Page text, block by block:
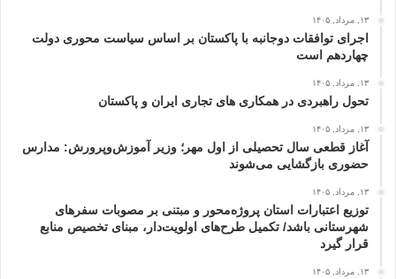
۱۳, مرداد, ۱۴۰۵
اجرای توافقات دوجانبه با پاکستان بر اساس سیاست محوری دولت
چهاردهم است
۱۳, مرداد, ۱۴۰۵
تحول راهبردی در همکاری های تجاری ایران و پاکستان
۱۳, مرداد, ۱۴۰۵
آغاز قطعی سال تحصیلی از اول مهر؛ وزیر آموزش‌وپرورش: مدارس
حضوری بازگشایی می‌شوند
۱۳, مرداد, ۱۴۰۵
توزیع اعتبارات استان پروژه‌محور و مبتنی بر مصوبات سفرهای
شهرستانی باشد/ تکمیل طرح‌های اولویت‌دار، مبنای تخصیص منابع
قرار گیرد
۱۳, مرداد, ۱۴۰۵